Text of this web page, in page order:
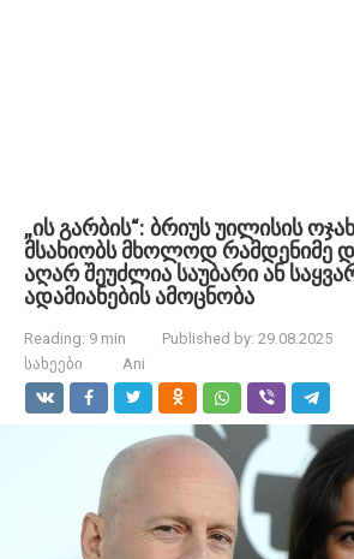
„ის გარბის“: ბრიუს უილისის
მსახიობს მხოლოდ რამდენიმე
აღარ შეუძლია საუბარი ან
ადამიანების ამოცნობა
Reading: 9 min Published by: 29.08.2025
სახეები
Ani